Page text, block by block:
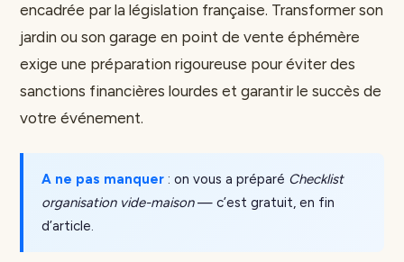
encadrée par la législation française. Transformer son
jardin ou son garage en point de vente éphémère
exige une préparation rigoureuse pour éviter des
sanctions financières lourdes et garantir le succès de
votre événement.
A ne pas manquer : on vous a préparé Checklist
organisation vide-maison— c’est gratuit, en fin
d’article.